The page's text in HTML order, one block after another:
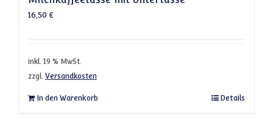
16,50 €
inkl. 19 % MwSt.
zzgl. Versandkosten
In den Warenkorb Details